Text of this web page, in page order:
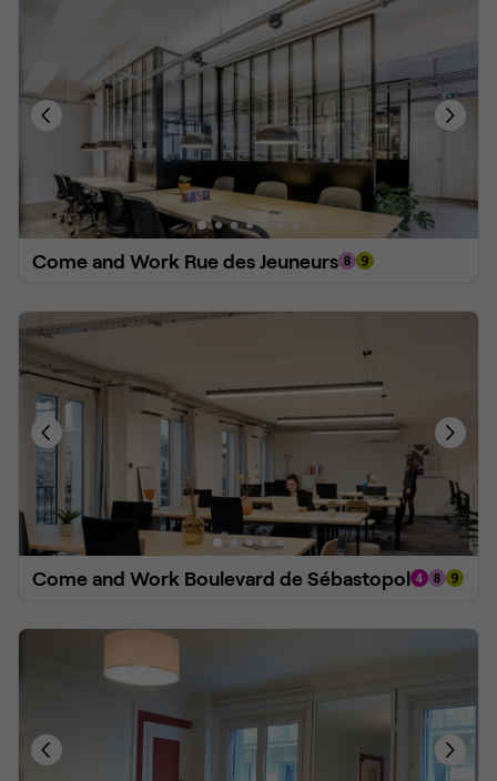
Come and Work Rue des Jeuneurs
Come and Work Boulevard de Sébastopol